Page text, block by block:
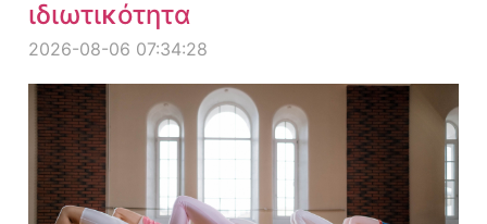
ιδιωτικότητα
2026-08-06 07:34:28